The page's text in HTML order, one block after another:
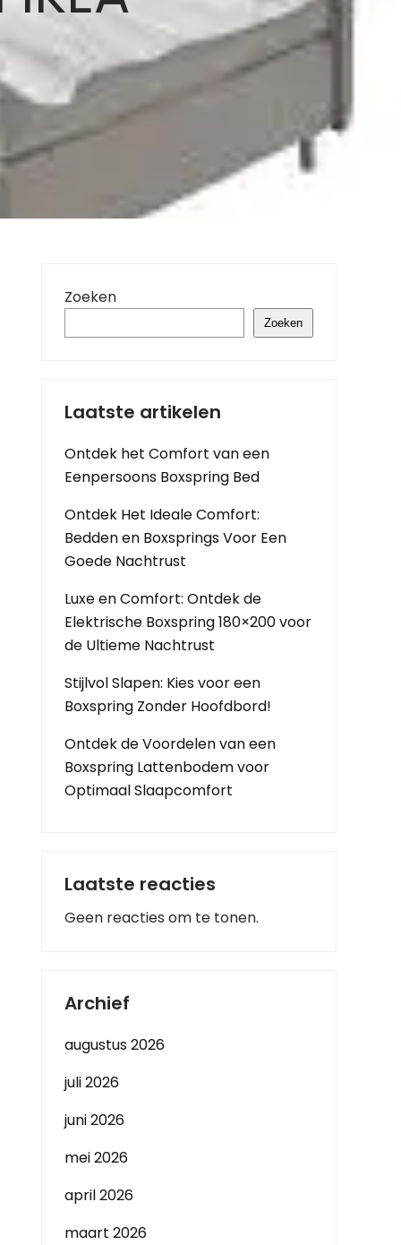
Zoeken
Zoeken
Laatste artikelen
Ontdek het Comfort van een
Eenpersoons Boxspring Bed
Ontdek Het Ideale Comfort:
Bedden en Boxsprings Voor Een
Goede Nachtrust
Luxe en Comfort: Ontdek de
Elektrische Boxspring 180×200 voor
de Ultieme Nachtrust
Stijlvol Slapen: Kies voor een
Boxspring Zonder Hoofdbord!
Ontdek de Voordelen van een
Boxspring Lattenbodem voor
Optimaal Slaapcomfort
Laatste reacties
Geen reacties om te tonen.
Archief
augustus 2026
juli 2026
juni 2026
mei 2026
april 2026
maart 2026